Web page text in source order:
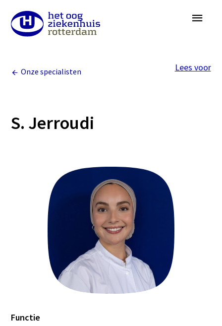
inhoud
Menu
Lees voor
Onze specialisten
S. Jerroudi
Functie